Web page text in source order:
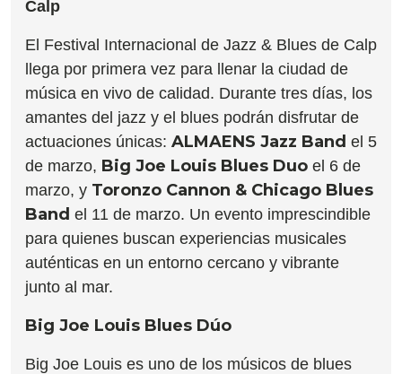
Calp
El Festival Internacional de Jazz & Blues de Calp
llega por primera vez para llenar la ciudad de
música en vivo de calidad. Durante tres días, los
amantes del jazz y el blues podrán disfrutar de
actuaciones únicas: ALMAENS Jazz Band el 5
de marzo, Big Joe Louis Blues Duo el 6 de
marzo, y Toronzo Cannon & Chicago Blues
Band el 11 de marzo. Un evento imprescindible
para quienes buscan experiencias musicales
auténticas en un entorno cercano y vibrante
junto al mar.
​Big Joe Louis Blues Dúo
Big Joe Louis es uno de los músicos de blues